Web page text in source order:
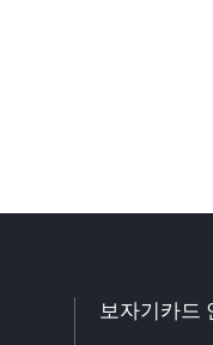
보자기카드